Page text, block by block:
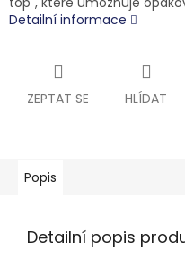
Detailní informace
ZEPTAT SE HLÍDAT
Popis
Detailní popis